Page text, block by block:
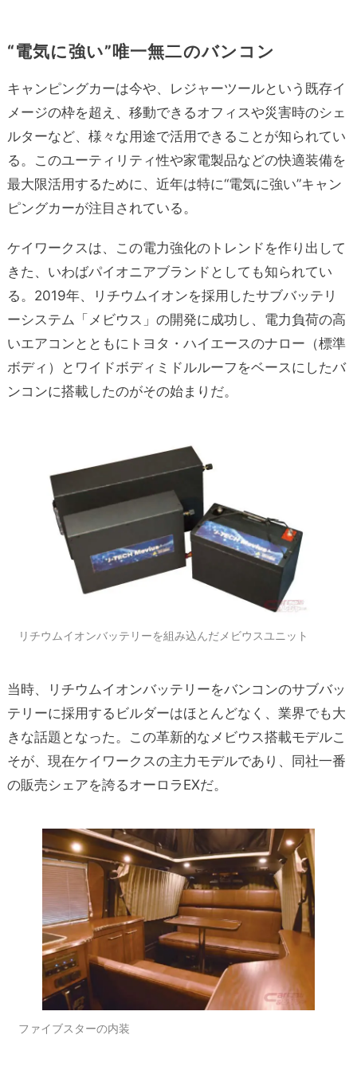
“電気に強い”唯一無二のバンコン
キャンピングカーは今や、レジャーツールという既存イ
メージの枠を超え、移動できるオフィスや災害時のシェ
ルターなど、様々な用途で活用できることが知られてい
る。このユーティリティ性や家電製品などの快適装備を
最大限活用するために、近年は特に“電気に強い”キャン
ピングカーが注目されている。
ケイワークスは、この電力強化のトレンドを作り出して
きた、いわばパイオニアブランドとしても知られてい
る。2019年、リチウムイオンを採用したサブバッテリ
ーシステム「メビウス」の開発に成功し、電力負荷の高
いエアコンとともにトヨタ・ハイエースのナロー（標準
ボディ）とワイドボディミドルルーフをベースにしたバ
ンコンに搭載したのがその始まりだ。
リチウムイオンバッテリーを組み込んだメビウスユニット
当時、リチウムイオンバッテリーをバンコンのサブバッ
テリーに採用するビルダーはほとんどなく、業界でも大
きな話題となった。この革新的なメビウス搭載モデルこ
そが、現在ケイワークスの主力モデルであり、同社一番
の販売シェアを誇るオーロラEXだ。
ファイブスターの内装